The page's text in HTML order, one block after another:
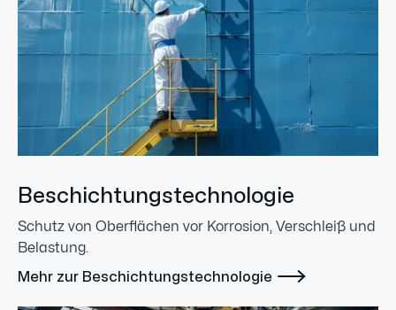
Beschichtungstechnologie
Schutz von Oberflächen vor Korrosion, Verschleiß und
Belastung.
Mehr zur Beschichtungstechnologie 